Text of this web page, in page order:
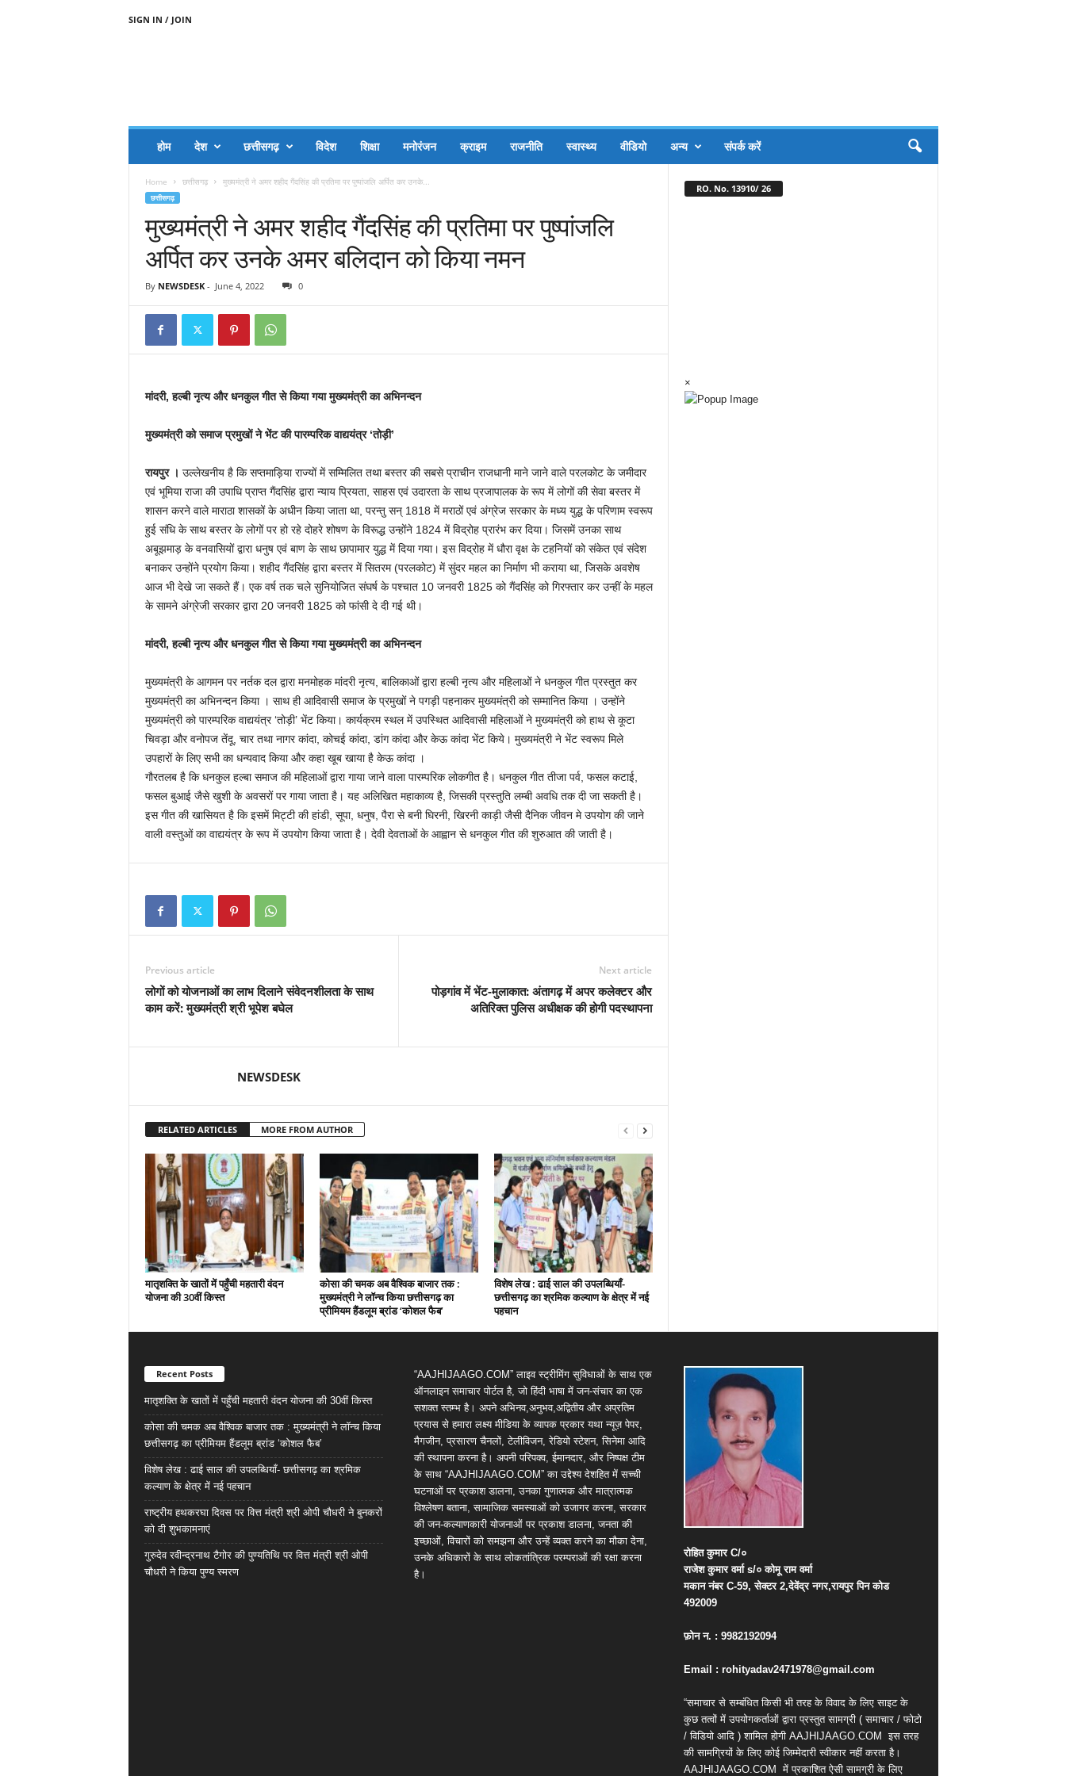
SIGN IN / JOIN
होम देश छत्तीसगढ़ विदेश शिक्षा मनोरंजन क्राइम राजनीति स्वास्थ्य वीडियो अन्य संपर्क करें
Home छत्तीसगढ़ मुख्यमंत्री ने अमर शहीद गैंदसिंह की प्रतिमा पर पुष्पांजलि अर्पित कर उनके...
छत्तीसगढ़
मुख्यमंत्री ने अमर शहीद गैंदसिंह की प्रतिमा पर पुष्पांजलि
अर्पित कर उनके अमर बलिदान को किया नमन
By NEWSDESK- June 4, 2022 0
मांदरी, हल्बी नृत्य और धनकुल गीत से किया गया मुख्यमंत्री का अभिनन्दन
मुख्यमंत्री को समाज प्रमुखों ने भेंट की पारम्परिक वाद्ययंत्र ‘तोड़ी’
रायपुर । उल्लेखनीय है कि सप्तमाड़िया राज्यों में सम्मिलित तथा बस्तर की सबसे प्राचीन राजधानी माने जाने वाले परलकोट के जमीदार
एवं भूमिया राजा की उपाधि प्राप्त गैंदसिंह द्वारा न्याय प्रियता, साहस एवं उदारता के साथ प्रजापालक के रूप में लोगों की सेवा बस्तर में
शासन करने वाले माराठा शासकों के अधीन किया जाता था, परन्तु सन् 1818 में मराठों एवं अंग्रेज सरकार के मध्य युद्ध के परिणाम स्वरूप
हुई संधि के साथ बस्तर के लोगों पर हो रहे दोहरे शोषण के विरूद्ध उन्होंने 1824 में विद्रोह प्रारंभ कर दिया। जिसमें उनका साथ
अबूझमाड़ के वनवासियों द्वारा धनुष एवं बाण के साथ छापामार युद्ध में दिया गया। इस विद्रोह में धौरा वृक्ष के टहनियों को संकेत एवं संदेश
बनाकर उन्होंने प्रयोग किया। शहीद गैंदसिंह द्वारा बस्तर में सितरम (परलकोट) में सुंदर महल का निर्माण भी कराया था, जिसके अवशेष
आज भी देखे जा सकते हैं। एक वर्ष तक चले सुनियोजित संघर्ष के पश्चात 10 जनवरी 1825 को गैंदसिंह को गिरफ्तार कर उन्हीं के महल
के सामने अंग्रेजी सरकार द्वारा 20 जनवरी 1825 को फांसी दे दी गई थी।
मांदरी, हल्बी नृत्य और धनकुल गीत से किया गया मुख्यमंत्री का अभिनन्दन
मुख्यमंत्री के आगमन पर नर्तक दल द्वारा मनमोहक मांदरी नृत्य, बालिकाओं द्वारा हल्बी नृत्य और महिलाओं ने धनकुल गीत प्रस्तुत कर
मुख्यमंत्री का अभिनन्दन किया । साथ ही आदिवासी समाज के प्रमुखों ने पगड़ी पहनाकर मुख्यमंत्री को सम्मानित किया । उन्होंने
मुख्यमंत्री को पारम्परिक वाद्ययंत्र ‘तोड़ी’ भेंट किया। कार्यक्रम स्थल में उपस्थित आदिवासी महिलाओं ने मुख्यमंत्री को हाथ से कूटा
चिवड़ा और वनोपज तेंदू, चार तथा नागर कांदा, कोचई कांदा, डांग कांदा और केऊ कांदा भेंट किये। मुख्यमंत्री ने भेंट स्वरूप मिले
उपहारों के लिए सभी का धन्यवाद किया और कहा खूब खाया है केऊ कांदा ।
गौरतलब है कि धनकुल हल्बा समाज की महिलाओं द्वारा गाया जाने वाला पारम्परिक लोकगीत है। धनकुल गीत तीजा पर्व, फसल कटाई,
फसल बुआई जैसे खुशी के अवसरों पर गाया जाता है। यह अलिखित महाकाव्य है, जिसकी प्रस्तुति लम्बी अवधि तक दी जा सकती है।
इस गीत की खासियत है कि इसमें मिट्टी की हांडी, सूपा, धनुष, पैरा से बनी घिरनी, खिरनी काड़ी जैसी दैनिक जीवन मे उपयोग की जाने
वाली वस्तुओं का वाद्ययंत्र के रूप में उपयोग किया जाता है। देवी देवताओं के आह्वान से धनकुल गीत की शुरुआत की जाती है।
Previous article
लोगों को योजनाओं का लाभ दिलाने संवेदनशीलता के साथ
काम करें: मुख्यमंत्री श्री भूपेश बघेल
Next article
पोड़गांव में भेंट-मुलाकात: अंतागढ़ में अपर कलेक्टर और
अतिरिक्त पुलिस अधीक्षक की होगी पदस्थापना
NEWSDESK
RELATED ARTICLES MORE FROM AUTHOR
मातृशक्ति के खातों में पहुँची महतारी वंदन
योजना की 30वीं किस्त
कोसा की चमक अब वैश्विक बाजार तक :
मुख्यमंत्री ने लॉन्च किया छत्तीसगढ़ का
प्रीमियम हैंडलूम ब्रांड ‘कोशल फैब’
विशेष लेख : ढाई साल की उपलब्धियाँ-
छत्तीसगढ़ का श्रमिक कल्याण के क्षेत्र में नई
पहचान
RO. No. 13910/ 26
×
Recent Posts
मातृशक्ति के खातों में पहुँची महतारी वंदन योजना की 30वीं किस्त
कोसा की चमक अब वैश्विक बाजार तक : मुख्यमंत्री ने लॉन्च किया
छत्तीसगढ़ का प्रीमियम हैंडलूम ब्रांड ‘कोशल फैब’
विशेष लेख : ढाई साल की उपलब्धियाँ- छत्तीसगढ़ का श्रमिक
कल्याण के क्षेत्र में नई पहचान
राष्ट्रीय हथकरघा दिवस पर वित्त मंत्री श्री ओपी चौधरी ने बुनकरों
को दी शुभकामनाएं
गुरुदेव रवीन्द्रनाथ टैगोर की पुण्यतिथि पर वित्त मंत्री श्री ओपी
चौधरी ने किया पुण्य स्मरण
“AAJHIJAAGO.COM” लाइव स्ट्रीमिंग सुविधाओं के साथ एक
ऑनलाइन समाचार पोर्टल है, जो हिंदी भाषा में जन-संचार का एक
सशक्त स्तम्भ है। अपने अभिनव,अनुभव,अद्वितीय और अप्रतिम
प्रयास से हमारा लक्ष्य मीडिया के व्यापक प्रकार यथा न्यूज़ पेपर,
मैगजीन, प्रसारण चैनलों, टेलीविजन, रेडियो स्टेशन, सिनेमा आदि
की स्थापना करना है। अपनी परिपक्व, ईमानदार, और निष्पक्ष टीम
के साथ “AAJHIJAAGO.COM” का उद्देश्य देशहित में सच्ची
घटनाओं पर प्रकाश डालना, उनका गुणात्मक और मात्रात्मक
विश्लेषण बताना, सामाजिक समस्याओं को उजागर करना, सरकार
की जन-कल्याणकारी योजनाओं पर प्रकाश डालना, जनता की
इच्छाओं, विचारों को समझना और उन्हें व्यक्त करने का मौका देना,
उनके अधिकारों के साथ लोकतांत्रिक परम्पराओं की रक्षा करना
है।
रोहित कुमारC/०
राजेश कुमार वर्माs/० कोमू राम वर्मा
मकान नंबरC-59,सेक्टर2,देवेंद्र नगर,रायपुर पिन कोड
492009
फ़ोन न. : 9982192094
Email : rohityadav2471978@gmail.com
“समाचार से सम्बंधित किसी भी तरह के विवाद के लिए साइट के
कुछ तत्वों में उपयोगकर्ताओं द्वारा प्रस्तुत सामग्री ( समाचार / फोटो
/ विडियो आदि ) शामिल होगी AAJHIJAAGO.COM इस तरह
की सामग्रियों के लिए कोई जिम्मेदारी स्वीकार नहीं करता है।
AAJHIJAAGO.COM में प्रकाशित ऐसी सामग्री के लिए